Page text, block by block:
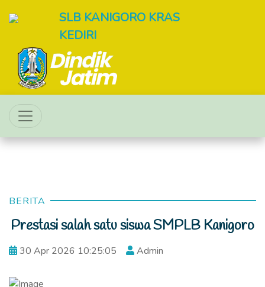
SLB KANIGORO KRAS
KEDIRI
BERITA
Prestasi salah satu siswa SMPLB Kanigoro
30 Apr 2026 10:25:05 Admin